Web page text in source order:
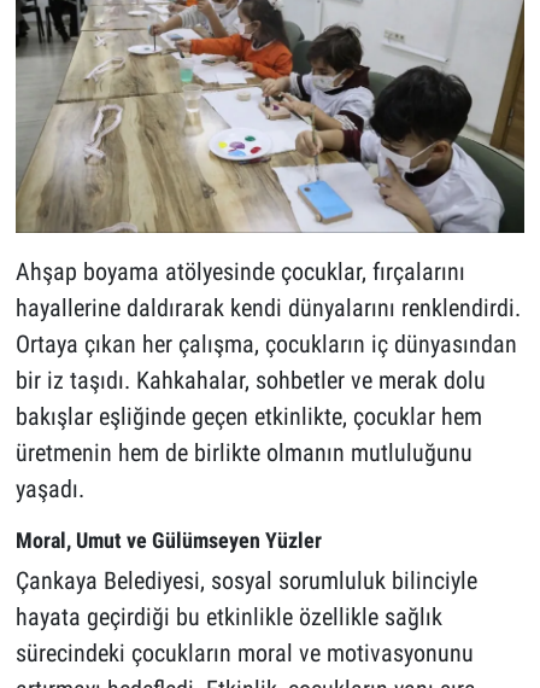
Ahşap boyama atölyesinde çocuklar, fırçalarını
hayallerine daldırarak kendi dünyalarını renklendirdi.
Ortaya çıkan her çalışma, çocukların iç dünyasından
bir iz taşıdı. Kahkahalar, sohbetler ve merak dolu
bakışlar eşliğinde geçen etkinlikte, çocuklar hem
üretmenin hem de birlikte olmanın mutluluğunu
yaşadı.
Moral, Umut ve Gülümseyen Yüzler
Çankaya Belediyesi, sosyal sorumluluk bilinciyle
hayata geçirdiği bu etkinlikle özellikle sağlık
sürecindeki çocukların moral ve motivasyonunu